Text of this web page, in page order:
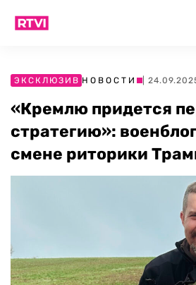
ЭКСКЛЮЗИВ НОВОСТИ |
«Кремлю придется
стратегию»:
смене риторики